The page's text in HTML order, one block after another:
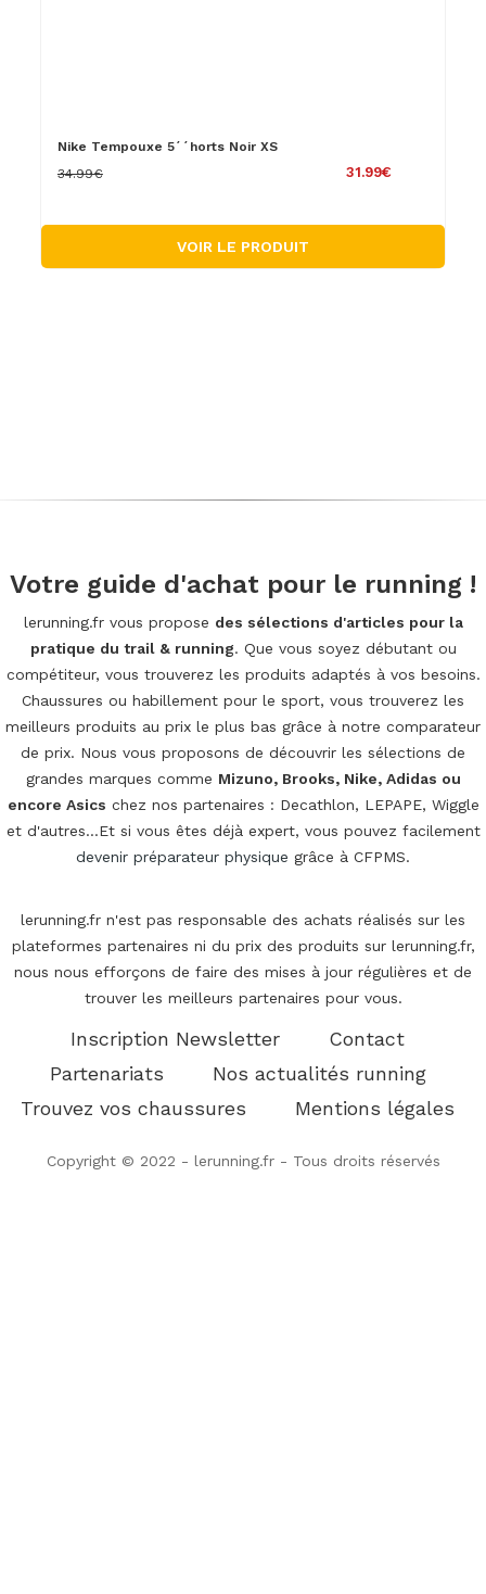
Nike Tempouxe 5´´horts Noir XS
31.99€
34.99€
VOIR LE PRODUIT
Votre guide d'achat pour le running !
lerunning.fr vous propose des sélections d'articles pour la
pratique du trail & running. Que vous soyez débutant ou
compétiteur, vous trouverez les produits adaptés à vos besoins.
Chaussures ou habillement pour le sport, vous trouverez les
meilleurs produits au prix le plus bas grâce à notre comparateur
de prix. Nous vous proposons de découvrir les sélections de
grandes marques comme Mizuno, Brooks, Nike, Adidas ou
encore Asics chez nos partenaires : Decathlon, LEPAPE, Wiggle
et d'autres...Et si vous êtes déjà expert, vous pouvez facilement
devenir préparateur physique grâce à CFPMS.
lerunning.fr n'est pas responsable des achats réalisés sur les
plateformes partenaires ni du prix des produits sur lerunning.fr,
nous nous efforçons de faire des mises à jour régulières et de
trouver les meilleurs partenaires pour vous.
Inscription Newsletter
Contact
Partenariats
Nos actualités running
Trouvez vos chaussures
Mentions légales
Copyright © 2022 - lerunning.fr - Tous droits réservés